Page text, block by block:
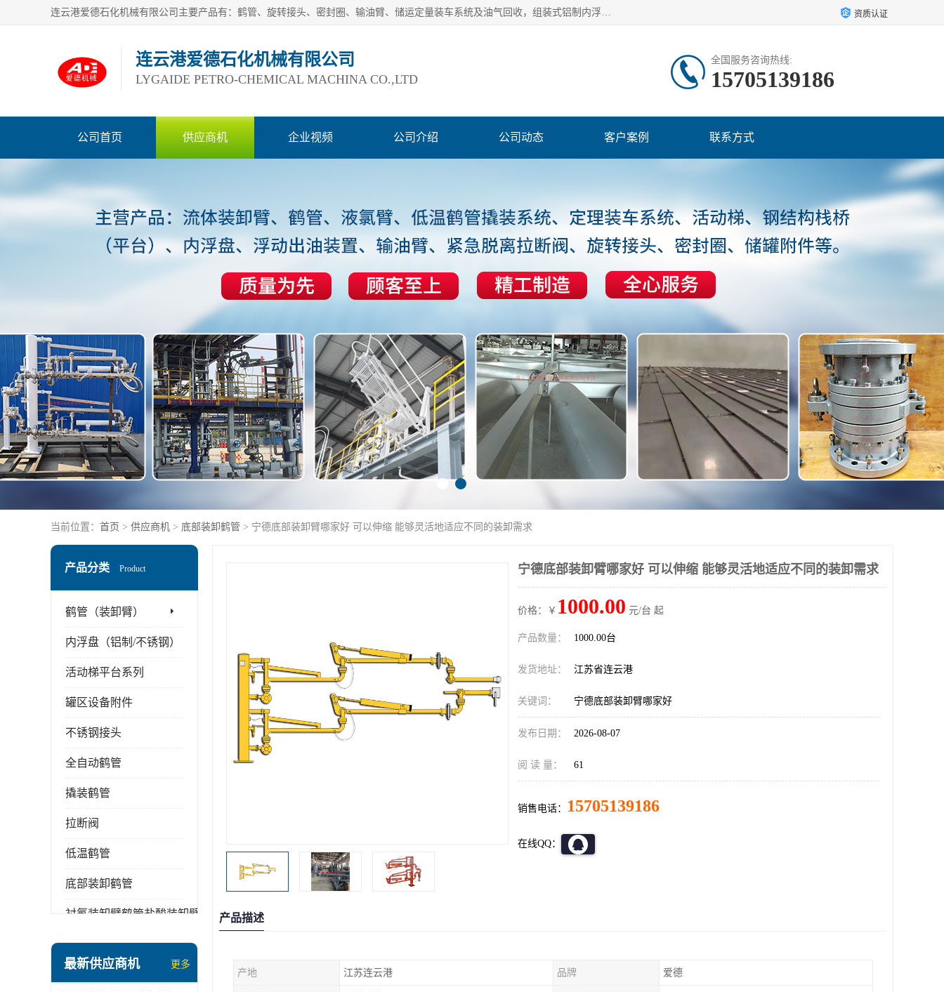
连云港爱德石化机械有限公司主要产品有：鹤管、旋转接头、密封圈、输油臂、储运定量装车系统及油气回收，组装式铝制内浮盘及油罐附件、钢结构栈桥/平台、活动梯、紧急脱离拉断阀等。完备的制造和检测手段以及高素质的员工确保了产品的质量。 资质认证
连云港爱德石化机械有限公司
LYGAIDE PETRO-CHEMICAL MACHINA CO.,LTD
全国服务咨询热线:
15705139186
公司首页 供应商机 企业视频 公司介绍 公司动态 客户案例 联系方式
当前位置： 首页 > 供应商机 > 底部装卸鹤管 > 宁德底部装卸臂哪家好 可以伸缩 能够灵活地适应不同的装卸需求
产品分类 Product
鹤管（装卸臂）
内浮盘（铝制/不锈钢）
活动梯平台系列
罐区设备附件
不锈钢接头
全自动鹤管
撬装鹤管
拉断阀
低温鹤管
底部装卸鹤管
衬氟装卸臂鹤管盐酸装卸臂
顶部装卸车鹤管
最新供应商机 更多
宁德底部装卸臂哪家好 可以伸缩 能够灵活地适应不同的装卸需求
价格：￥ 1000.00 元/台 起
产品数量： 1000.00台
发货地址： 江苏省连云港
关键词： 宁德底部装卸臂哪家好
发布日期： 2026-08-07
阅 读 量： 61
销售电话： 15705139186
在线QQ：
产品描述
产地 江苏连云港 品牌 爱德